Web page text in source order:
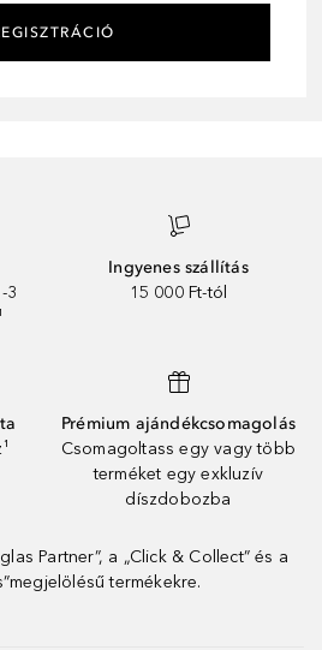
3
Ingyenes szállítás
15 000 Ft-tól
Prémium ajándékcsomagolás
Csomagoltass egy vagy több
terméket egy exkluzív
díszdobozba
Partner”, a „Click & Collect” és a
termékekre.